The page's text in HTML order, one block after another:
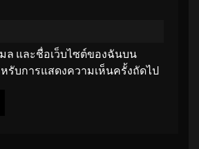
ล และชื่อเว็บไซต์ของฉันบน
หรับการแสดงความเห็นครั้งถัดไป